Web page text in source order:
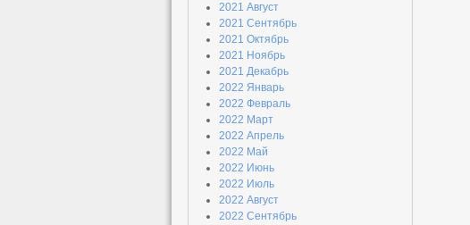
2021 Август
2021 Сентябрь
2021 Октябрь
2021 Ноябрь
2021 Декабрь
2022 Январь
2022 Февраль
2022 Март
2022 Апрель
2022 Май
2022 Июнь
2022 Июль
2022 Август
2022 Сентябрь